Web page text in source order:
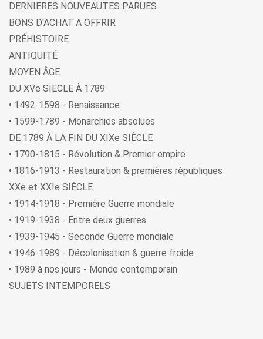
DERNIERES NOUVEAUTES PARUES
BONS D'ACHAT A OFFRIR
PRÉHISTOIRE
ANTIQUITÉ
MOYEN ÂGE
DU XVe SIECLE À 1789
• 1492-1598 - Renaissance
• 1599-1789 - Monarchies absolues
DE 1789 À LA FIN DU XIXe SIÈCLE
• 1790-1815 - Révolution & Premier empire
• 1816-1913 - Restauration & premières républiques
XXe et XXIe SIÈCLE
• 1914-1918 - Première Guerre mondiale
• 1919-1938 - Entre deux guerres
• 1939-1945 - Seconde Guerre mondiale
• 1946-1989 - Décolonisation & guerre froide
• 1989 à nos jours - Monde contemporain
SUJETS INTEMPORELS